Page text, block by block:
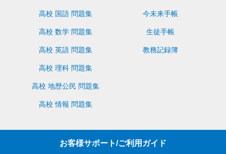
高校 国語 問題集
高校 数学 問題集
高校 英語 問題集
高校 理科 問題集
高校 地歴公民 問題集
高校 情報 問題集
今未来手帳
生徒手帳
教務記録簿
お客様サポート/ご利用ガイド